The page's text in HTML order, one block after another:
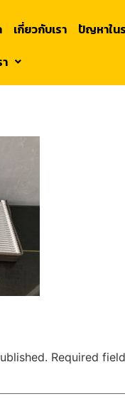
เกี่ยวกับเรา ปัญหาใน
Required